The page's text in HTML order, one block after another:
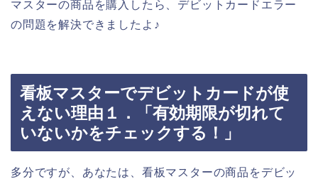
マスターの商品を購入したら、デビットカードエラー
の問題を解決できましたよ♪
看板マスターでデビットカードが使
えない理由１．「有効期限が切れて
いないかをチェックする！」
多分ですが、あなたは、看板マスターの商品をデビッ